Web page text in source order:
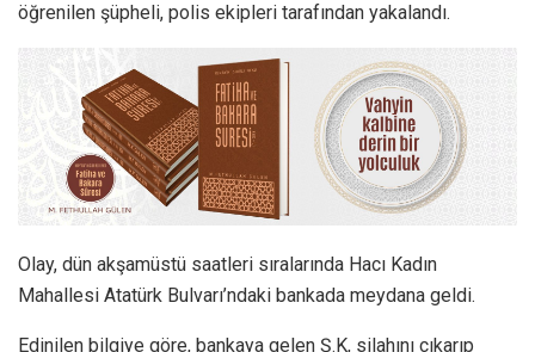
öğrenilen şüpheli, polis ekipleri tarafından yakalandı.
Olay, dün akşamüstü saatleri sıralarında Hacı Kadın
Mahallesi Atatürk Bulvarı’ndaki bankada meydana geldi.
Edinilen bilgiye göre, bankaya gelen Ş.K, silahını çıkarıp